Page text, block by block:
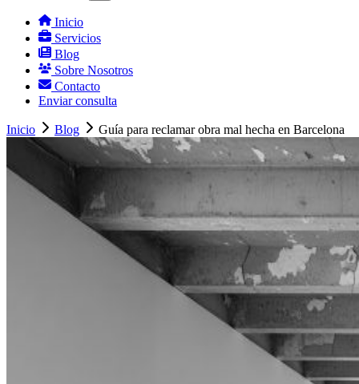
Inicio
Servicios
Blog
Sobre Nosotros
Contacto
Enviar consulta
Inicio Blog Guía para reclamar obra mal hecha en Barcelona